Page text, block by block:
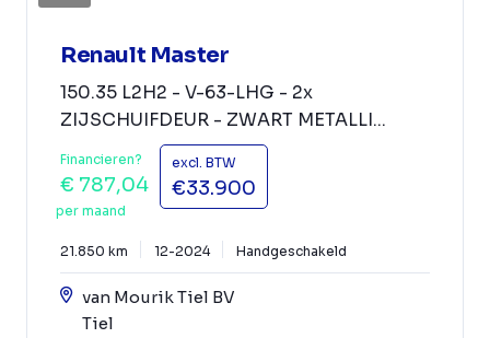
Renault Master
150.35 L2H2 - V-63-LHG - 2x
ZIJSCHUIFDEUR - ZWART METALLI...
Financieren?
€ 787,04
per maand
excl. BTW
€33.900
21.850 km 12-2024 Handgeschakeld
van Mourik Tiel BV
Tiel